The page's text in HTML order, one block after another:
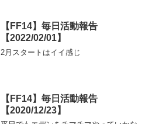
【FF14】毎日活動報告
【2022/02/01】
2月スタートはイイ感じ
【FF14】毎日活動報告
【2020/12/23】